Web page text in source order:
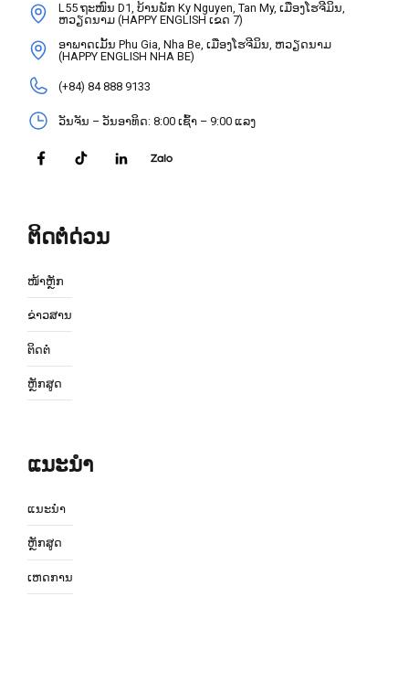
L55 ຖະໜົນ D1, ບ້ານພັກ Ky Nguyen, Tan My, ເມືອງໂຮຈີມິນ,
ຫວຽດນາມ (HAPPY ENGLISH ເຂດ 7)
ອາພາດເມັ້ນ Phu Gia, Nha Be, ເມືອງໂຮຈີມິນ, ຫວຽດນາມ
(HAPPY ENGLISH NHA BE)
(+84) 84 888 9133
ວັນຈັນ – ວັນອາທິດ: 8:00 ເຊົ້າ – 9:00 ແລງ
ຕິດຕໍ່ດ່ວນ
ໜ້າຫຼັກ
ຂ່າວສານ
ຕິດຕໍ່
ຫຼັກສູດ
ແນະນຳ
ແນະນຳ
ຫຼັກສູດ
ເຫດການ